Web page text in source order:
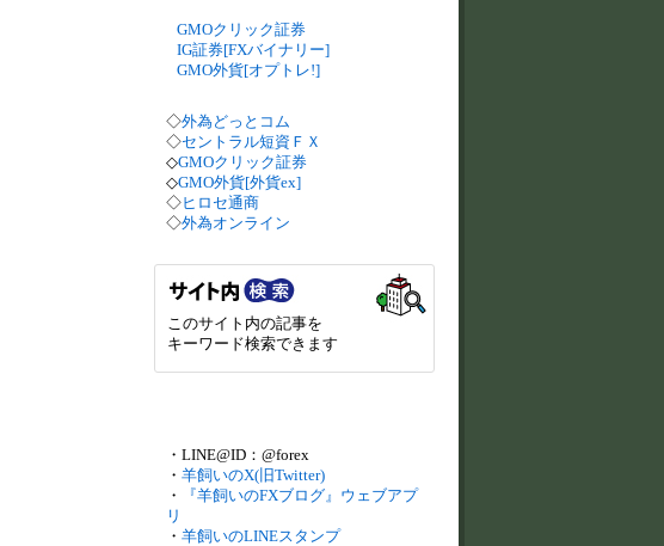
GMOクリック証券
IG証券[FXバイナリー]
GMO外貨[オプトレ!]
◇外為どっとコム
◇セントラル短資ＦＸ
◇GMOクリック証券
◇GMO外貨[外貨ex]
◇ヒロセ通商
◇外為オンライン
このサイト内の記事を
キーワード検索できます
・LINE@ID：@forex
・ 羊飼いのX(旧Twitter)
・
『羊飼いのFXブログ』ウェブアプ
リ
・ 羊飼いのLINEスタンプ